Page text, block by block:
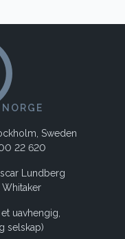
Sweden
22 620
Lundberg
Whitaker
uavhengig,
selskap)